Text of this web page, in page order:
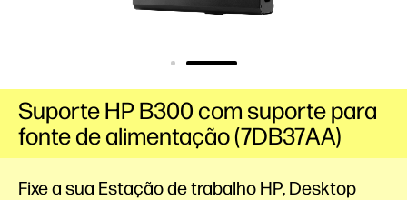
Fixe a sua Estação de trabalho HP, Desktop
Suporte HP B300 com suporte para
fonte de alimentação (7DB37AA)